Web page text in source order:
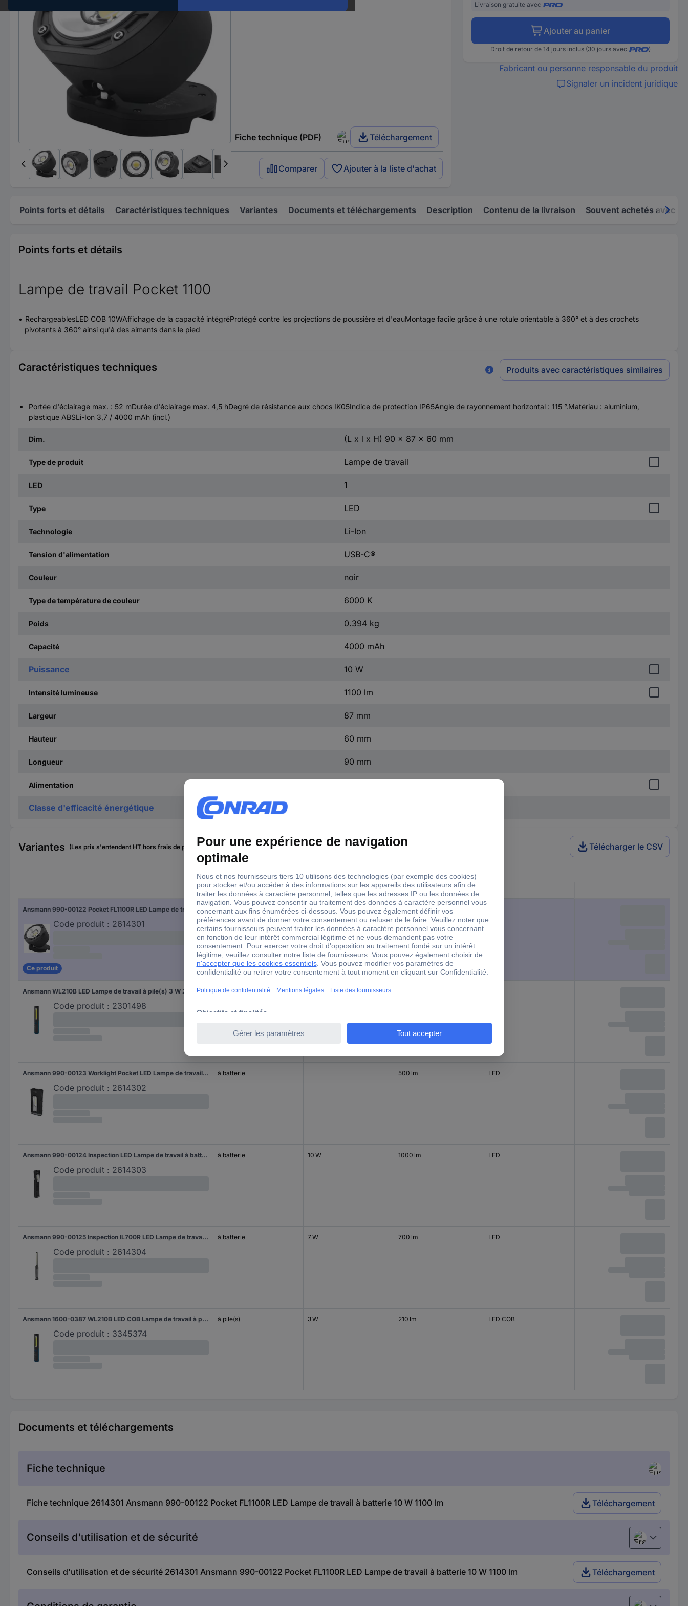
Fiche technique (PDF) Téléchargement
Comparer Ajouter à la liste d'achat
Livraison gratuite avec
Ajouter au panier
Droit de retour de 14 jours inclus (30 jours avec )
Fabricant ou personne responsable du produit
Signaler un incident juridique
Points forts et détails Caractéristiques techniques Variantes Documents et téléchargements Description Contenu de la livraison Souvent achetés avec
Points forts et détails
Lampe de travail Pocket 1100
RechargeablesLED COB 10WAffichage de la capacité intégréProtégé contre les projections de poussière et d'eauMontage facile grâce à une rotule orientable à 360° et à des crochets
pivotants à 360° ainsi qu'à des aimants dans le pied
Caractéristiques techniques Produits avec caractéristiques similaires
Portée d'éclairage max. : 52 mDurée d'éclairage max. 4,5 hDegré de résistance aux chocs IK05Indice de protection IP65Angle de rayonnement horizontal : 115 °.Matériau : aluminium,
plastique ABSLi-Ion 3,7 / 4000 mAh (incl.)
Dim. (L x l x H) 90 x 87 x 60 mm
Type de produit Lampe de travail
LED 1
Type LED
Technologie Li-Ion
Tension d'alimentation USB-C®
Couleur noir
Type de température de couleur 6000 K
Poids 0.394 kg
Capacité 4000 mAh
Puissance 10 W
Intensité lumineuse 1100 lm
Largeur 87 mm
Hauteur 60 mm
Longueur 90 mm
Alimentation
Classe d'efficacité énergétique
Variantes (Les prix s'entendent HT hors frais de port) Télécharger le CSV
Alimentation Puissance Intensité lumineuse
Ansmann 990-00122 Pocket FL1100R LED Lampe de travail à batterie 10 W 1100 lm
Code produit : 2614301
Ce produit
à batterie 10 W 1100 lm
Ansmann WL210B LED Lampe de travail à pile(s) 3 W 210 lm
Code produit : 2301498
à pile(s) 3 W
Ansmann 990-00123 Worklight Pocket LED Lampe de travail à batterie 500 lm
Code produit : 2614302
à batterie 500 lm LED
Ansmann 990-00124 Inspection LED Lampe de travail à batterie 10 W 1000 lm Nombre d’accus fournis 1
Code produit : 2614303
à batterie 10 W 1000 lm LED
Ansmann 990-00125 Inspection IL700R LED Lampe de travail à batterie 7 W 700 lm Nombre d’accus fournis 1
Code produit : 2614304
à batterie 7 W 700 lm LED
Ansmann 1600-0387 WL210B LED COB Lampe de travail à pile(s) 3 W 210 lm
Code produit : 3345374
à pile(s) 3 W 210 lm LED COB
Documents et téléchargements
Fiche technique
Fiche technique 2614301 Ansmann 990-00122 Pocket FL1100R LED Lampe de travail à batterie 10 W 1100 lm Téléchargement
Conseils d'utilisation et de sécurité Français
Conseils d'utilisation et de sécurité 2614301 Ansmann 990-00122 Pocket FL1100R LED Lampe de travail à batterie 10 W 1100 lm Téléchargement